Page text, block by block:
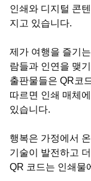
인쇄와 디지털 콘
지고 있습니다.
제가 여행을 즐기
람들과 인연을 맺
출판물들은 QR코
따르면 인쇄 매체
있습니다.
행복은 가정에서
기술이 발전하고
QR 코드는 인쇄물